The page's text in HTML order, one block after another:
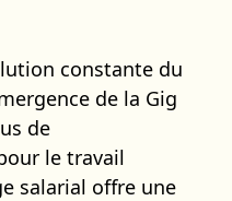
constante du
de la Gig
de
le travail
salarial offre une